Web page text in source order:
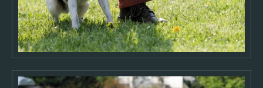
2005
O AUTOROVI